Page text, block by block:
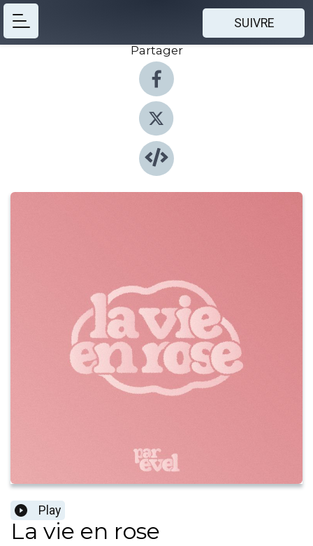
SUIVRE
Partager
Play
La vie en rose